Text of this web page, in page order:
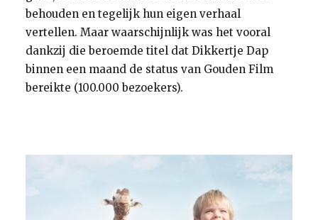
Mag ik niet eens even bij je
stiekem van je nek afglijen?
Zo maar eventjes voor de grap,
denk je dat de grond van Artis
als ik neerkom, heel erg hard is?
Dikkertje Dap klom van de trap
met een griezelig grote stap.
behouden en tegelijk hun eigen verhaal
vertellen. Maar waarschijnlijk was het vooral
dankzij die beroemde titel dat Dikkertje Dap
binnen een maand de status van Gouden Film
bereikte (100.000 bezoekers).